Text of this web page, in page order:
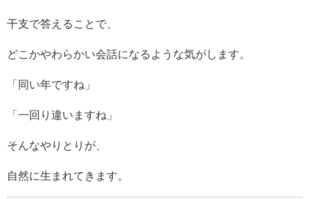
干支で答えることで、
どこかやわらかい会話になるような気がします。
「同い年ですね」
「一回り違いますね」
そんなやりとりが、
自然に生まれてきます。